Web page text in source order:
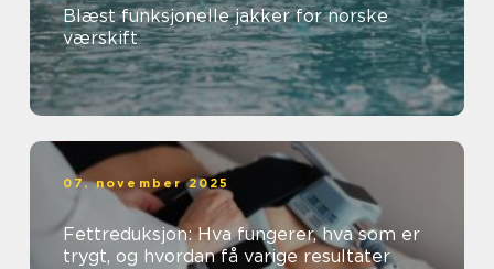
Blæst funksjonelle jakker for norske
værskift
07. november 2025
Fettreduksjon: Hva fungerer, hva som er
trygt, og hvordan få varige resultater